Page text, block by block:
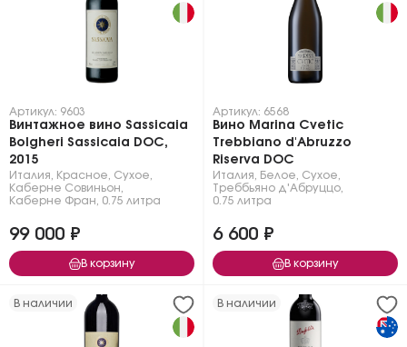
Артикул: 9603
Винтажное вино Sassicaia
Bolgheri Sassicaia DOC,
2015
Италия Красное Сухое
Каберне Совиньон
Каберне Фран
0.75 литра
99 000 ₽
В корзину
Артикул: 6568
Вино Marina Cvetic
Trebbiano d'Abruzzo
Riserva DOC
Италия Белое Сухое
Треббьяно д'Абруццо
0.75 литра
6 600 ₽
В корзину
В наличии В наличии